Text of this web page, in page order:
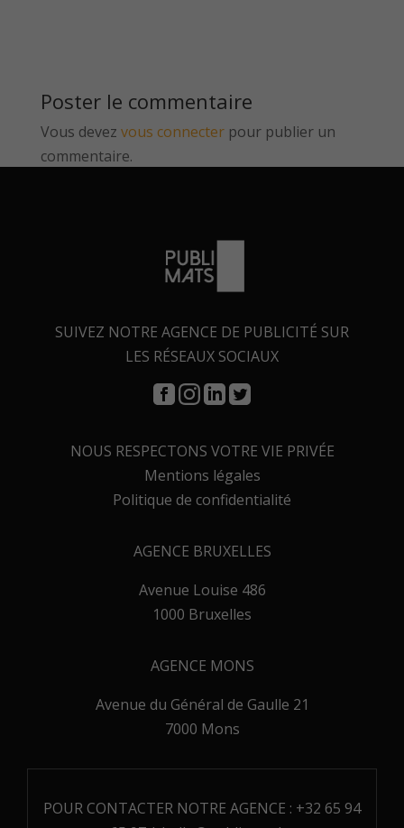
Poster le commentaire
Vous devez vous connecterpour publier un
commentaire.
SUIVEZ NOTRE AGENCE DE PUBLICITÉ SUR
LES RÉSEAUX SOCIAUX
NOUS RESPECTONS VOTRE VIE PRIVÉE
Mentions légales
Politique de confidentialité
AGENCE BRUXELLES
Avenue Louise 486
1000 Bruxelles
AGENCE MONS
Avenue du Général de Gaulle 21
7000 Mons
POUR CONTACTER NOTRE AGENCE : +32 65 94